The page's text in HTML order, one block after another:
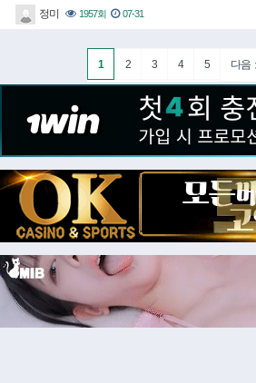
정미 1957회 07-31
1 2 3 4 5 다음